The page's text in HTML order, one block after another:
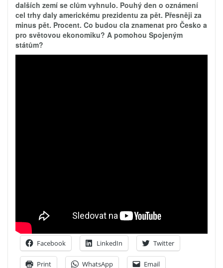
dalších zemí se clům vyhnulo. Pouhý den o oznámení
cel trhy daly americkému prezidentu za pět. Přesněji za
minus pět. Procent. Co budou cla znamenat pro Česko a
pro světovou ekonomiku? A pomohou Spojeným
státům?
Facebook LinkedIn Twitter
Print WhatsApp Email